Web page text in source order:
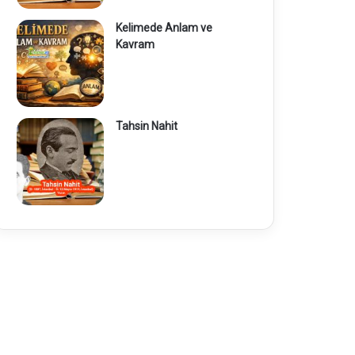
Kelimede Anlam ve
Kavram
Tahsin Nahit